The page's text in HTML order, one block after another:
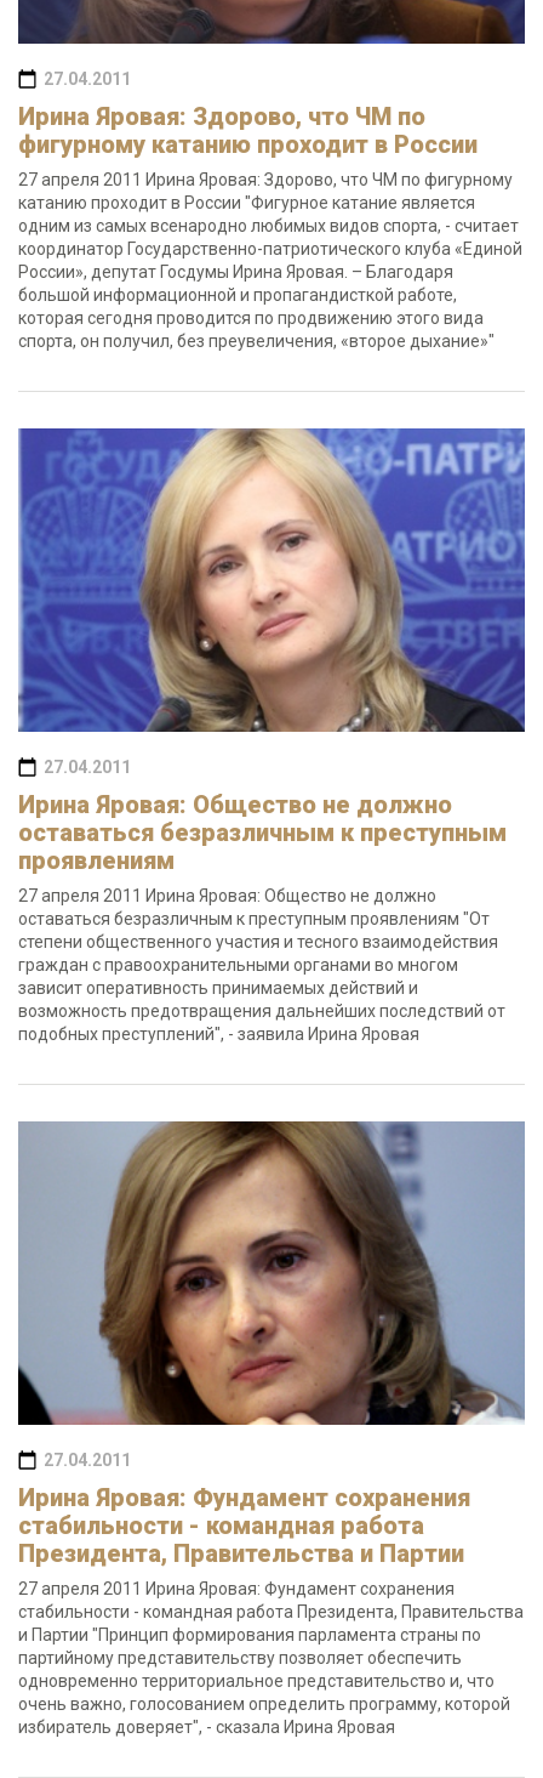
27.04.2011
Ирина Яровая: Здорово, что ЧМ по
фигурному катанию проходит в России
27 апреля 2011 Ирина Яровая: Здорово, что ЧМ по фигурному
катанию проходит в России "Фигурное катание является
одним из самых всенародно любимых видов спорта, - считает
координатор Государственно-патриотического клуба «Единой
России», депутат Госдумы Ирина Яровая. – Благодаря
большой информационной и пропагандисткой работе,
которая сегодня проводится по продвижению этого вида
спорта, он получил, без преувеличения, «второе дыхание»"
27.04.2011
Ирина Яровая: Общество не должно
оставаться безразличным к преступным
проявлениям
27 апреля 2011 Ирина Яровая: Общество не должно
оставаться безразличным к преступным проявлениям "От
степени общественного участия и тесного взаимодействия
граждан с правоохранительными органами во многом
зависит оперативность принимаемых действий и
возможность предотвращения дальнейших последствий от
подобных преступлений", - заявила Ирина Яровая
27.04.2011
Ирина Яровая: Фундамент сохранения
стабильности - командная работа
Президента, Правительства и Партии
27 апреля 2011 Ирина Яровая: Фундамент сохранения
стабильности - командная работа Президента, Правительства
и Партии "Принцип формирования парламента страны по
партийному представительству позволяет обеспечить
одновременно территориальное представительство и, что
очень важно, голосованием определить программу, которой
избиратель доверяет", - сказала Ирина Яровая